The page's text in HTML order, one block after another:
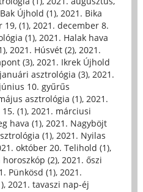
Újhold (1), 2021. Bika
19, (1), 2021. december 8.
(1), 2021. Halak hava
, 2021. Húsvét (2), 2021.
(3), 2021. Ikrek Újhold
asztrológia (3), 2021.
10. gyűrűs
asztrológia (1), 2021.
(1), 2021. márciusi
hava (1), 2021. Nagyböjt
(1), 2021. Nyilas
október 20. Telihold (1),
(2), 2021. őszi
Pünkösd (1), 2021.
, 2021. tavaszi nap-éj